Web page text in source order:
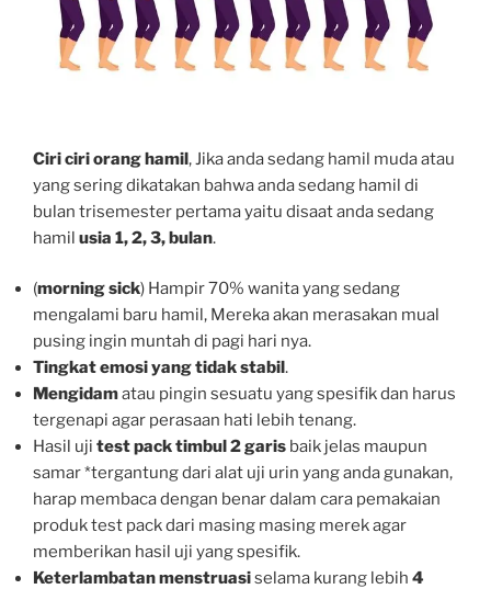
Ciri ciri orang hamil, Jika anda sedang hamil muda atau
yang sering dikatakan bahwa anda sedang hamil di
bulan trisemester pertama yaitu disaat anda sedang
hamil usia 1, 2, 3, bulan.
(morning sick) Hampir 70% wanita yang sedang
mengalami baru hamil, Mereka akan merasakan mual
pusing ingin muntah di pagi hari nya.
Tingkat emosi yang tidak stabil.
Mengidamatau pingin sesuatu yang spesifik dan harus
tergenapi agar perasaan hati lebih tenang.
Hasil uji test pack timbul 2 garis baik jelas maupun
samar *tergantung dari alat uji urin yang anda gunakan,
harap membaca dengan benar dalam cara pemakaian
produk test pack dari masing masing merek agar
memberikan hasil uji yang spesifik.
Keterlambatan menstruasiselama kurang lebih 4